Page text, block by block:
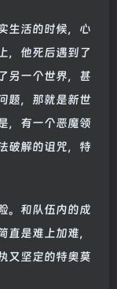
生活的时候，心
，他死后遇到了
另一个世界，甚
题，那就是新世
，有一个恶魔领
破解的诅咒，特
。和队伍内的成
是难上加难，
又坚定的特奥莫